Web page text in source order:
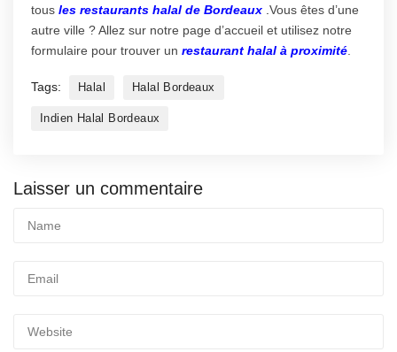
tous les restaurants halal de Bordeaux Vous êtes d’une
autre ville ? Allez sur notre page d’accueil et utilisez notre
formulaire pour trouver un restaurant halal à proximité
Tags: Halal Halal Bordeaux
Indien Halal Bordeaux
Laisser un commentaire